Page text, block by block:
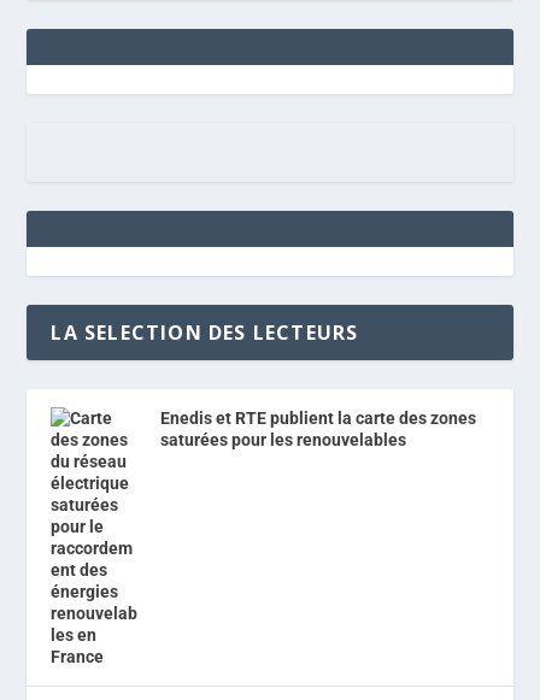
LA SELECTION DES LECTEURS
Enedis et RTE publient la carte des zones
saturées pour les renouvelables